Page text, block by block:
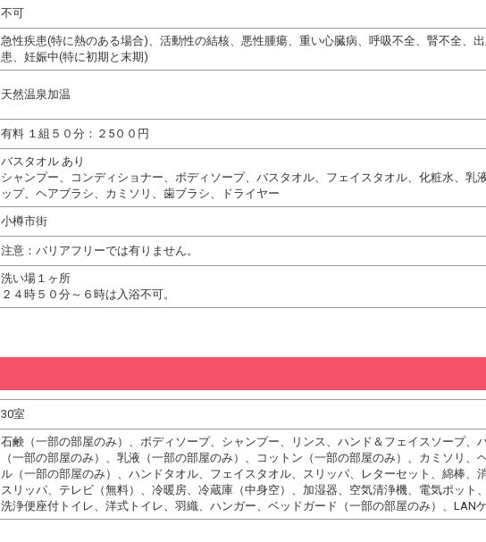
不可
急性疾患(特に熱のある場合)、活動性の結核、悪性腫瘍、重い心臓病、呼吸不全、腎不全、
患、妊娠中(特に初期と末期)
天然温泉加温
有料 １組５０分：２5００円
バスタオル あり
シャンプー、コンディショナー、ボディソープ、バスタオル、フェイスタオル、化粧水、乳
ップ、ヘアブラシ、カミソリ、歯ブラシ、ドライヤー
小樽市街
注意：バリアフリーでは有りません。
洗い場１ヶ所
２４時５０分～６時は入浴不可。
30室
石鹸（一部の部屋のみ）、ボディソープ、シャンプー、リンス、ハンド＆フェイスソープ、
（一部の部屋のみ）、乳液（一部の部屋のみ）、コットン（一部の部屋のみ）、カミソリ
ル（一部の部屋のみ）、ハンドタオル、フェイスタオル、スリッパ、レターセット、綿棒、
スリッパ、テレビ（無料）、冷暖房、冷蔵庫（中身空）、加湿器、空気清浄機、電気ポット
洗浄便座付トイレ、洋式トイレ、羽織、ハンガー、ベッドガード（一部の部屋のみ）、LAN